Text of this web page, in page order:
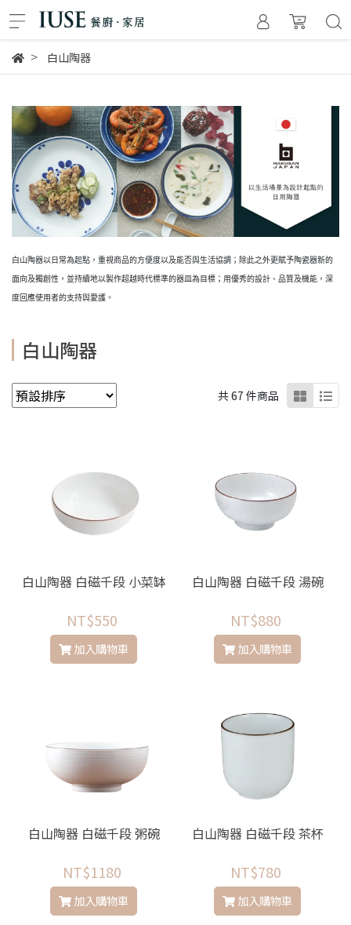
白山陶器
白山陶器以日常為起點，重視商品的方便度以及能否與生活協調；除此之外更賦予陶瓷器新的
面向及獨創性，並持續地以製作超越時代標準的器皿為目標；用優秀的設計、品質及機能，深
度回應使用者的支持與愛護。
白山陶器
共 67 件商品
白山陶器 白磁千段 小菜缽
NT$550
加入購物車
白山陶器 白磁千段 湯碗
NT$880
加入購物車
白山陶器 白磁千段 粥碗
NT$1180
加入購物車
白山陶器 白磁千段 茶杯
NT$780
加入購物車